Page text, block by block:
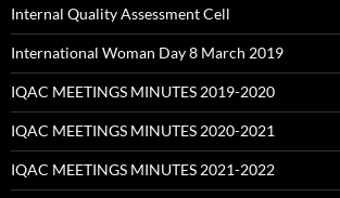
Internal Quality Assessment Cell
International Woman Day 8 March 2019
IQAC MEETINGS MINUTES 2019-2020
IQAC MEETINGS MINUTES 2020-2021
IQAC MEETINGS MINUTES 2021-2022